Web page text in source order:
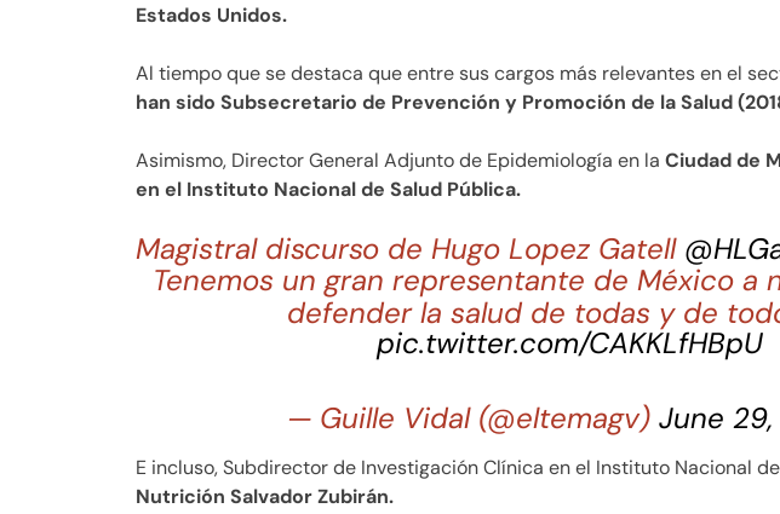
Estados Unidos.
Al tiempo que se destaca que entre sus cargos más relevantes en el
han sido Subsecretario de Prevención y Promoción de la Salud
Asimismo, Director General Adjunto de Epidemiología en la Ciudad de
en el Instituto Nacional de Salud Pública.
Magistral discurso de Hugo Lopez Gatell
Tenemos un gran representante de México a
defender la salud de todas y de
pic.twitter.com/CAKKLfHBpU
— Guille Vidal (@eltemagv) June
E incluso, Subdirector de Investigación Clínica en el Instituto Nacional
Nutrición Salvador Zubirán.